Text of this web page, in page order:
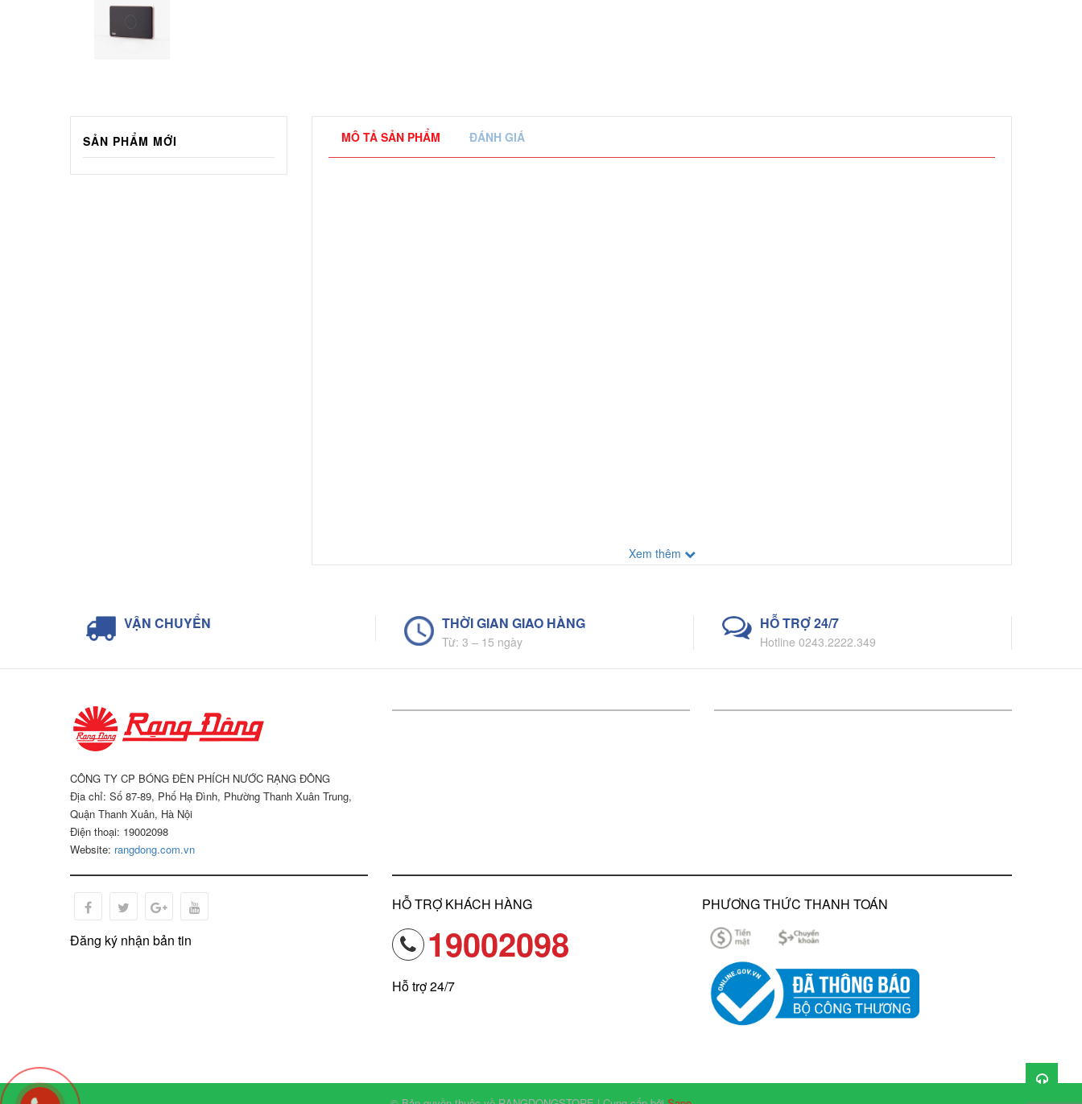
SẢN PHẨM MỚI MÔ TẢ SẢN PHẨM ĐÁNH GIÁ
Xem thêm
VẬN CHUYỂN THỜI GIAN GIAO HÀNG
Từ: 3 – 15 ngày
HỖ TRỢ 24/7
Hotline 0243.2222.349
CÔNG TY CP BÓNG ĐÈN PHÍCH NƯỚC RẠNG ĐÔNG
Địa chỉ: Số 87-89, Phố Hạ Đình, Phường Thanh Xuân Trung,
Quận Thanh Xuân, Hà Nội
Điện thoại: 19002098
Website: rangdong.com.vn
Đăng ký nhận bản tin
HỖ TRỢ KHÁCH HÀNG
19002098
Hỗ trợ 24/7
PHƯƠNG THỨC THANH TOÁN